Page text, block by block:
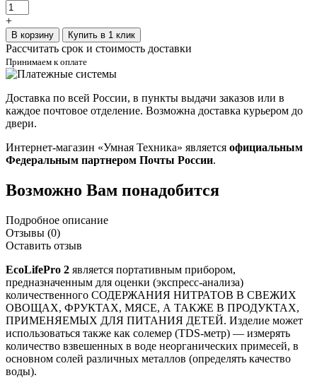
+
В корзину Купить в 1 клик
Рассчитать срок и стоимость доставки
Принимаем к оплате
Доставка по всей России, в пункты выдачи заказов или в
каждое почтовое отделение. Возможна доставка курьером до
двери.
Интернет-магазин «Умная Техника» является официальным
Федеральным партнером Почты России.
Возможно Вам понадобится
Подробное описание
Отзывы (0)
Оставить отзыв
EcoLifePro 2 является портативным прибором,
предназначенным для оценки (экспресс-анализа)
количественного СОДЕРЖАНИЯ НИТРАТОВ В СВЕЖИХ
ОВОЩАХ, ФРУКТАХ, МЯСЕ, А ТАКЖЕ В ПРОДУКТАХ,
ПРИМЕНЯЕМЫХ ДЛЯ ПИТАНИЯ ДЕТЕЙ. Изделие может
использоваться также как солемер (TDS-метр) — измерять
количество взвешенных в воде неорганических примесей, в
основном солей различных металлов (определять качество
воды).